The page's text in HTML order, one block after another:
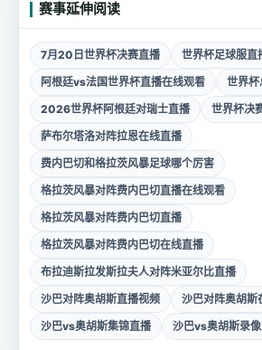
赛事延伸阅读
7月20日世界杯决赛直播
世界杯足球服直
阿根廷vs法国世界杯直播在线观看
世界杯
2026世界杯阿根廷对瑞士直播
世界杯决
萨布尔塔洛对阵拉恩在线直播
费内巴切和格拉茨风暴足球哪个厉害
格拉茨风暴对阵费内巴切直播在线观看
格拉茨风暴对阵费内巴切直播
格拉茨风暴对阵费内巴切在线直播
布拉迪斯拉发斯拉夫人对阵米亚尔比直播
沙巴对阵奥胡斯直播视频
沙巴对阵奥胡斯
沙巴vs奥胡斯集锦直播
沙巴vs奥胡斯录